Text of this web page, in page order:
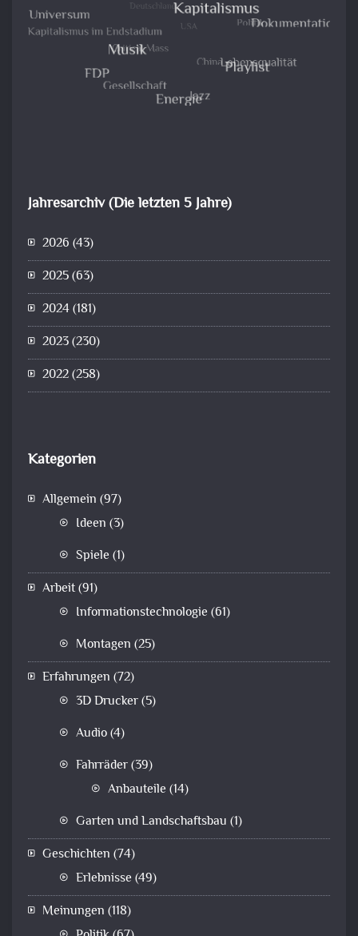
Jahresarchiv (Die letzten 5 Jahre)
2026 (43)
2025(63)
2024(181)
2023(230)
2022(258)
Kategorien
Allgemein (97)
Ideen (3)
Spiele (1)
Arbeit(91)
Informationstechnologie (61)
Montagen (25)
Erfahrungen (72)
3D Drucker(5)
Audio(4)
Fahrräder(39)
Anbauteile (14)
Garten und Landschaftsbau (1)
Geschichten (74)
Erlebnisse (49)
Meinungen (118)